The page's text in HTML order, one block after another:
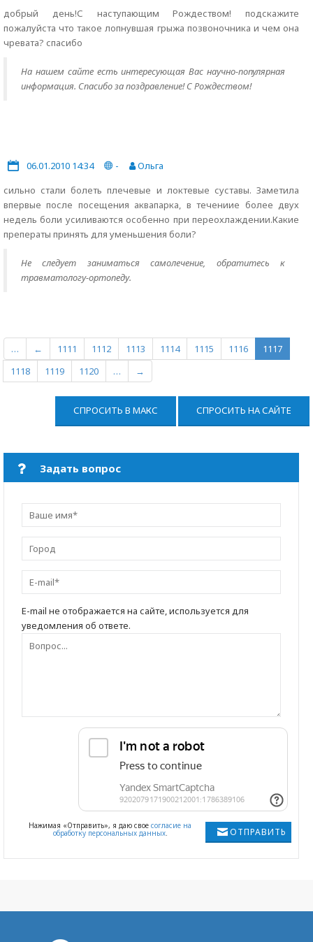
добрый день!С наступающим Рождеством! подскажите
пожалуйста что такое лопнувшая грыжа позвоночника и чем она
чревата? спасибо
На нашем сайте есть интересующая Вас научно-популярная
информация. Спасибо за поздравление! С Рождеством!
06.01.2010 14:34 -
Ольга
сильно стали болеть плечевые и локтевые суставы. Заметила
впервые после посещения аквапарка, в течениие более двух
недель боли усиливаются особенно при переохлаждении.Какие
преператы принять для уменьшения боли?
Не следует заниматься самолечение, обратитесь к
травматологу-ортопеду.
… ← 1111 1112 1113 1114 1115 1116
1117
1118
1119 1120 … →
СПРОСИТЬ В МАКС СПРОСИТЬ НА САЙТЕ
Задать вопрос
E-mail не отображается на сайте, используется для
уведомления об ответе.
ОТПРАВИТЬ
Нажимая «Отправить», я даю свое согласие на
обработку персональных данных.